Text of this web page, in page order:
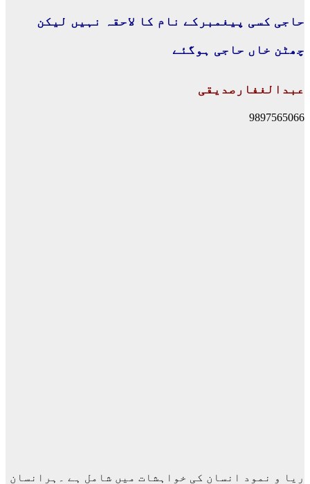
حاجی کسی پیغمبرکے نام کا لاحقہ نہیں لیکن
چھٹن خاں حاجی ہوگئے
عبدالغفارصدیقی
9897565066
ریا و نمود انسان کی خواہشات میں شامل ہے ۔ہرانسان